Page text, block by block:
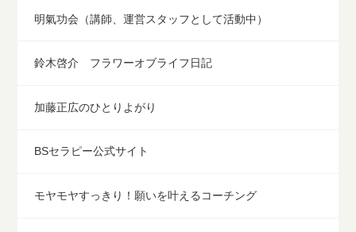
明氣功会（講師、運営スタッフとして活動中）
鈴木啓介 フラワーオブライフ日記
加藤正広のひとりよがり
BSセラピー公式サイト
モヤモヤすっきり！願いを叶えるコーチング